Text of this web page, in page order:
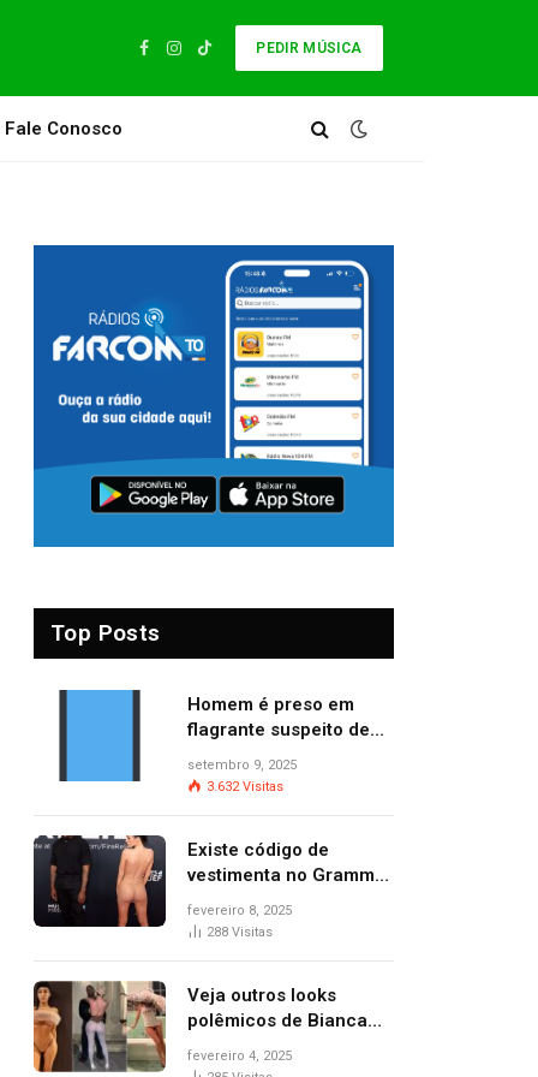
Facebook
Instagram
TikTok
PEDIR MÚSICA
Fale Conosco
Top Posts
Homem é preso em
flagrante suspeito de
provocar dois incêndios
criminosos no mesmo
setembro 9, 2025
3.632Visitas
Existe código de
vestimenta no Grammy?
Questionamento surgiu
após Bianca Censori,
premiação
fevereiro 8, 2025
288 Visitas
Veja outros looks
polêmicos de Bianca
Censori, esposa de
Kanye West que
fevereiro 4, 2025